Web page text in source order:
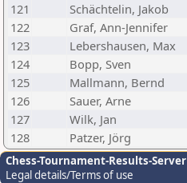
121
Schächtelin, Jakob
122
Graf, Ann-Jennifer
123
Lebershausen, Max
124
Bopp, Sven
125
Mallmann, Bernd
126
Sauer, Arne
127
Wilk, Jan
128
Patzer, Jörg
Chess-Tournament-Results-Server
Legal details/Terms of use